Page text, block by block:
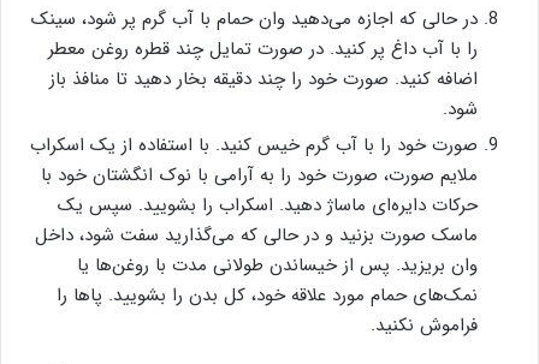
در حالی که اجازه می‌دهید وان حمام با آب گرم پر شود، سینک
را با آب داغ پر کنید. در صورت تمایل چند قطره روغن معطر
اضافه کنید. صورت خود را چند دقیقه بخار دهید تا منافذ باز
شود.
صورت خود را با آب گرم خیس کنید. با استفاده از یک اسکراب
ملایم صورت، صورت خود را به آرامی با نوک انگشتان خود با
حرکات دایره‌ای ماساژ دهید. اسکراب را بشویید. سپس یک
ماسک صورت بزنید و در حالی که می‌گذارید سفت شود، داخل
وان بریزید. پس از خیساندن طولانی مدت با روغن‌ها یا
نمک‌های حمام مورد علاقه خود، کل بدن را بشویید. پاها را
فراموش نکنید.